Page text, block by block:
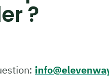
?
: